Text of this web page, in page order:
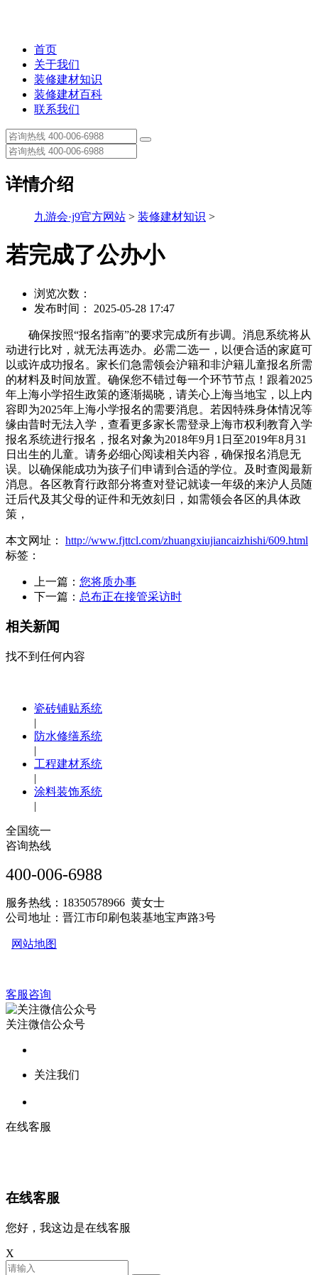
首页
关于我们
装修建材知识
装修建材百科
联系我们
详情介绍
九游会·j9官方网站 > 装修建材知识 >
若完成了公办小
浏览次数：
发布时间： 2025-05-28 17:47
确保按照“报名指南”的要求完成所有步调。消息系统将从
动进行比对，就无法再选办。必需二选一，以便合适的家庭可
以或许成功报名。家长们急需领会沪籍和非沪籍儿童报名所需
的材料及时间放置。确保您不错过每一个环节节点！跟着2025
年上海小学招生政策的逐渐揭晓，请关心上海当地宝，以上内
容即为2025年上海小学报名的需要消息。若因特殊身体情况等
缘由昔时无法入学，查看更多家长需登录上海市权利教育入学
报名系统进行报名，报名对象为2018年9月1日至2019年8月31
日出生的儿童。请务必细心阅读相关内容，确保报名消息无
误。以确保能成功为孩子们申请到合适的学位。及时查阅最新
消息。各区教育行政部分将查对登记就读一年级的来沪人员随
迁后代及其父母的证件和无效刻日，如需领会各区的具体政
策，
本文网址： http://www.fjttcl.com/zhuangxiujiancaizhishi/609.html
标签：
上一篇： 您将质办事
下一篇： 总布正在接管采访时
相关新闻
找不到任何内容
瓷砖铺贴系统
|
防水修缮系统
|
工程建材系统
|
涂料装饰系统
|
全国统一
咨询热线
400-006-6988
服务热线：18350578966 黄女士
公司地址：晋江市印刷包装基地宝声路3号
网站地图
客服咨询
关注微信公众号
关注我们
在线客服
在线客服
您好，我这边是在线客服
X